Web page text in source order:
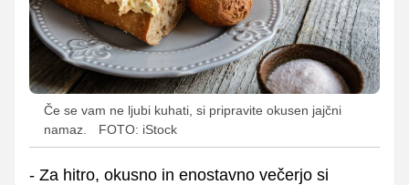
Če se vam ne ljubi kuhati, si pripravite okusen jajčni
namaz.
FOTO: iStock
- Za hitro, okusno in enostavno večerjo si